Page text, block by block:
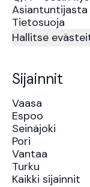
Asiantuntijasta
Tietosuoja
Hallitse
Sijainnit
Vaasa
Espoo
Seinäjoki
Pori
Vantaa
Turku
Kaikki sijainnit